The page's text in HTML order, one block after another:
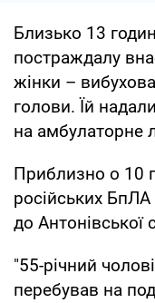
Близько 13
постраждалу
жінки –
голови. Їй
на амбулаторне
Приблизно о 10
російських
до Антонівської
"55-річний
перебував на